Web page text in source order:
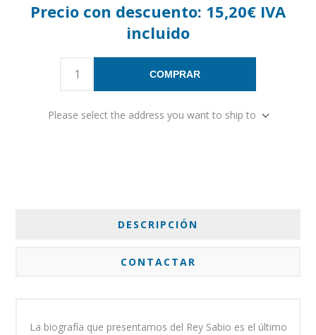
Precio con descuento: 15,20€ IVA
incluido
COMPRAR
Please select the address you want to ship to
DESCRIPCIÓN
CONTACTAR
La biografía que presentamos del Rey Sabio es el último